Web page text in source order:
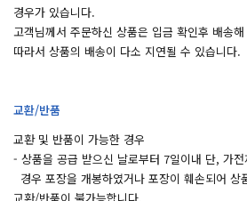
경우가 있습니다.
고객님께서 주문하신 상품은 입금 확인후 배송
따라서 상품의 배송이 다소 지연될 수 있습니다.
교환/반품
교환 및 반품이 가능한 경우
- 상품을 공급 받으신 날로부터 7일이내 단, 가전
경우 포장을 개봉하였거나 포장이 훼손되어 상